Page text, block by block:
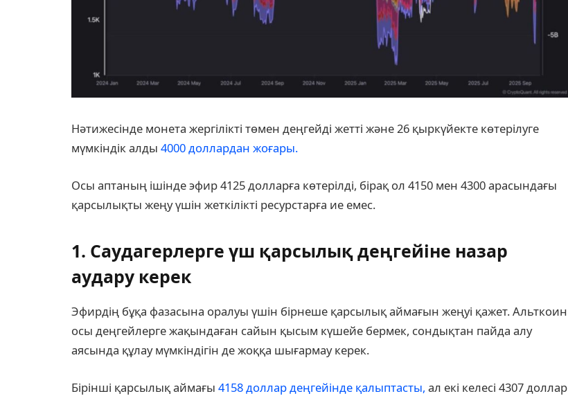
Нәтижесінде монета жергілікті төмен деңгейді жетті және 26 қыркүйекте көтерілуге ​​
мүмкіндік алды 4000 доллардан жоғары.
Осы аптаның ішінде эфир 4125 долларға көтерілді, бірақ ол 4150 мен 4300 арасындағы
қарсылықты жеңу үшін жеткілікті ресурстарға ие емес.
1. Саудагерлерге үш қарсылық деңгейіне назар
аудару керек
Эфирдің бұқа фазасына оралуы үшін бірнеше қарсылық аймағын жеңуі қажет. Альткоин
осы деңгейлерге жақындаған сайын қысым күшейе бермек, сондықтан пайда алу
аясында құлау мүмкіндігін де жоққа шығармау керек.
Бірінші қарсылық аймағы 4158 доллар деңгейінде қалыптасты, ал екі келесі 4307 доллар